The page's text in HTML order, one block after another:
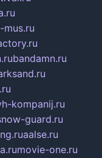
mus.ru
bandamn.ru
kompanij.ru
guard.ru
aalse.ru
movie-one.ru